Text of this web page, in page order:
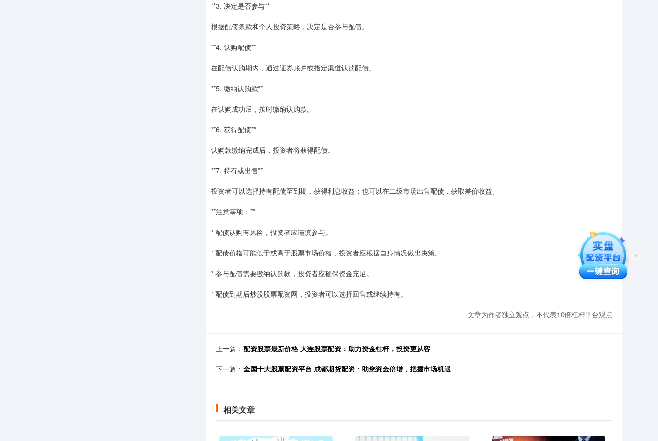
**3. 决定是否参与**
根据配债条款和个人投资策略，决定是否参与配债。
**4. 认购配债**
在配债认购期内，通过证券账户或指定渠道认购配债。
**5. 缴纳认购款**
在认购成功后，按时缴纳认购款。
**6. 获得配债**
认购款缴纳完成后，投资者将获得配债。
**7. 持有或出售**
投资者可以选择持有配债至到期，获得利息收益；也可以在二级市场出售配债，获取差价收益。
**注意事项：**
* 配债认购有风险，投资者应谨慎参与。
* 配债价格可能低于或高于股票市场价格，投资者应根据自身情况做出决策。
* 参与配债需要缴纳认购款，投资者应确保资金充足。
* 配债到期后炒股股票配资网，投资者可以选择回售或继续持有。
文章为作者独立观点，不代表10倍杠杆平台观点
上一篇： 配资股票最新价格 大连股票配资：助力资金杠杆，投资更从容
下一篇： 全国十大股票配资平台 成都期货配资：助您资金倍增，把握市场机遇
相关文章